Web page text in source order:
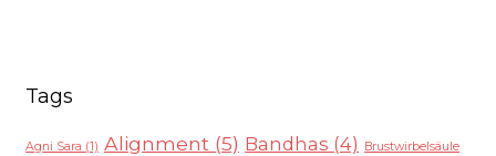
Tags
Agni Sara (1) Alignment (5) Bandhas (4)
Brustwirbelsäule